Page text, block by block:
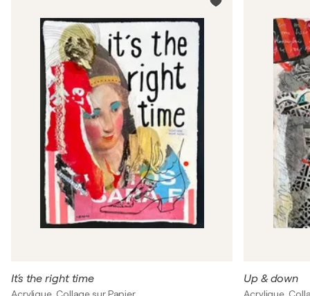
It´s the right time Up & down